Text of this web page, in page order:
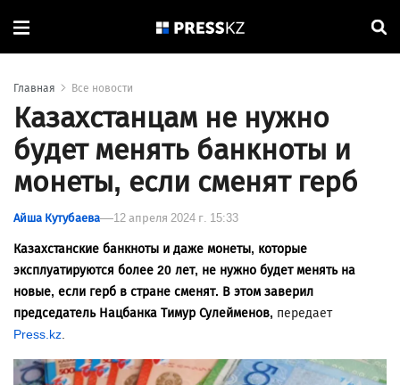
Главная Все новости
Казахстанцам не нужно
будет менять банкноты и
монеты, если сменят герб
Айша Кутубаева 12 апреля 2024 г. 15:33
Казахстанские банкноты и даже монеты, которые
эксплуатируются более 20 лет, не нужно будет менять на
новые, если герб в стране сменят. В этом заверил
председатель Нацбанка Тимур Сулейменов, передает
Press.kz.